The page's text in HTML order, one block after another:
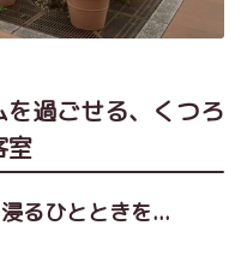
過ごせる、くつろ
室
るひとときを...